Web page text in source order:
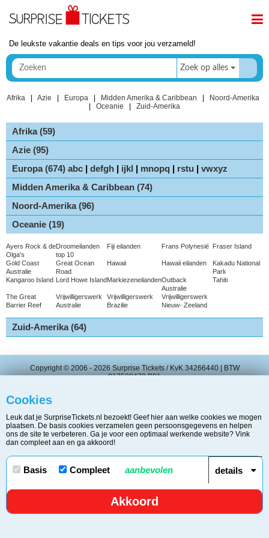
De leukste vakantie deals en tips voor jou verzameld!
Zoek op alles
Afrika| Azie Europa| Midden Amerika & Caribbean
Noord-Amerika
Oceanie Zuid-Amerika
Afrika (59)
Azie (95)
Europa (674) abc defgh ijkl mnopq rstu
vwxyz
Midden Amerika & Caribbean (74)
Noord-Amerika (96)
Oceanie (19)
Ayers Rock & de
Olga's
Droomeilanden
top 10
Fiji eilanden Frans Polynesië Fraser Island
Gold Coast
Australie
Great Ocean
Road
Hawaii Hawaii eilanden
Kakadu National
Park
Kangaroo Island Lord Howe IslandMarkiezeneilandenOutback
Australie
Tahiti
The Great
Barrier Reef
Vrijwilligerswerk
Australie
Vrijwilligerswerk
Brazilie
Vrijwilligerswerk
Nieuw- Zeeland
Zuid-Amerika (64)
Copyright © 2006 - 2026 Surprise Tickets / KvK 34266440 | BTW
817598479.B01
Cookies
Leuk dat je SurpriseTickets.nl bezoekt! Geef hier aan welke cookies we mogen
plaatsen. De basis cookies verzamelen geen persoonsgegevens en helpen
ons de site te verbeteren. Ga je voor een optimaal werkende website? Vink
dan compleet aan en ga akkoord!
Basis Compleet aanbevolen details
Akkoord